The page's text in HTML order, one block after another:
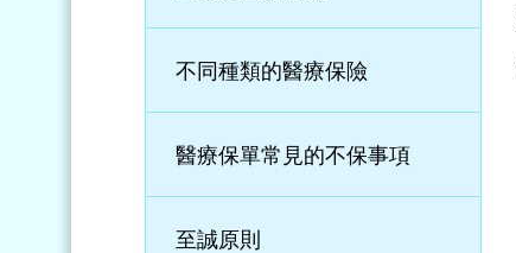
至誠原則
醫療保單常見的不保事項
不同種類的醫療保險